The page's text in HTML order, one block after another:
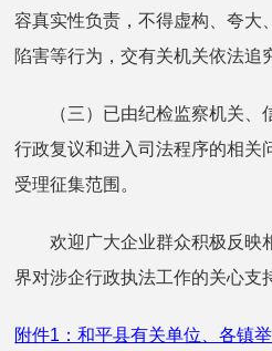
容真实性负责，不得虚构、夸大
陷害等行为，交有关机关依法追
（三）已由纪检监察机关、
行政复议和进入司法程序的相关
受理征集范围。
欢迎广大企业群众积极反映
界对涉企行政执法工作的关心支
附件1：和平县有关单位、各镇